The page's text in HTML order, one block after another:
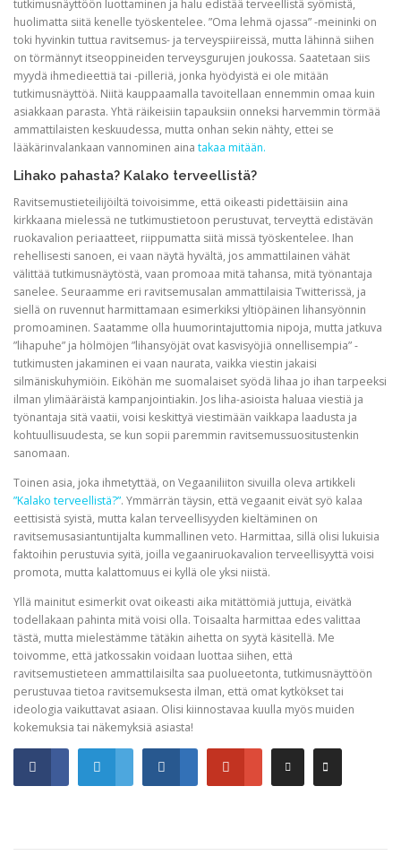
tutkimusnäyttöön luottaminen ja halu edistää terveellistä syömistä,
huolimatta siitä kenelle työskentelee. ”Oma lehmä ojassa” -meininki on
toki hyvinkin tuttua ravitsemus- ja terveyspiireissä, mutta lähinnä siihen
on törmännyt itseoppineiden terveysgurujen joukossa. Saatetaan siis
myydä ihmedieettiä tai -pilleriä, jonka hyödyistä ei ole mitään
tutkimusnäyttöä. Niitä kauppaamalla tavoitellaan ennemmin omaa kuin
asiakkaan parasta. Yhtä räikeisiin tapauksiin onneksi harvemmin törmää
ammattilaisten keskuudessa, mutta onhan sekin nähty, ettei se
lääkärinvalankaan vannominen aina takaa mitään.
Lihako pahasta? Kalako terveellistä?
Ravitsemustieteilijöiltä toivoisimme, että oikeasti pidettäisiin aina
kirkkaana mielessä ne tutkimustietoon perustuvat, terveyttä edistävän
ruokavalion periaatteet, riippumatta siitä missä työskentelee. Ihan
rehellisesti sanoen, ei vaan näytä hyvältä, jos ammattilainen vähät
välittää tutkimusnäytöstä, vaan promoaa mitä tahansa, mitä työnantaja
sanelee. Seuraamme eri ravitsemusalan ammattilaisia Twitterissä, ja
siellä on ruvennut harmittamaan esimerkiksi yltiöpäinen lihansyönnin
promoaminen. Saatamme olla huumorintajuttomia nipoja, mutta jatkuva
”lihapuhe” ja hölmöjen ”lihansyöjät ovat kasvisyöjiä onnellisempia” -
tutkimusten jakaminen ei vaan naurata, vaikka viestin jakaisi
silmäniskuhymiöin. Eiköhän me suomalaiset syödä lihaa jo ihan tarpeeksi
ilman ylimääräistä kampanjointiakin. Jos liha-asioista haluaa viestiä ja
työnantaja sitä vaatii, voisi keskittyä viestimään vaikkapa laadusta ja
kohtuullisuudesta, se kun sopii paremmin ravitsemussuositustenkin
sanomaan.
Toinen asia, joka ihmetyttää, on Vegaaniliiton sivuilla oleva artikkeli
”Kalako terveellistä?”. Ymmärrän täysin, että vegaanit eivät syö kalaa
eettisistä syistä, mutta kalan terveellisyyden kieltäminen on
ravitsemusasiantuntijalta kummallinen veto. Harmittaa, sillä olisi lukuisia
faktoihin perustuvia syitä, joilla vegaaniruokavalion terveellisyyttä voisi
promota, mutta kalattomuus ei kyllä ole yksi niistä.
Yllä mainitut esimerkit ovat oikeasti aika mitättömiä juttuja, eivätkä
todellakaan pahinta mitä voisi olla. Toisaalta harmittaa edes valittaa
tästä, mutta mielestämme tätäkin aihetta on syytä käsitellä. Me
toivomme, että jatkossakin voidaan luottaa siihen, että
ravitsemustieteen ammattilaisilta saa puolueetonta, tutkimusnäyttöön
perustuvaa tietoa ravitsemuksesta ilman, että omat kytkökset tai
ideologia vaikuttavat asiaan. Olisi kiinnostavaa kuulla myös muiden
kokemuksia tai näkemyksiä asiasta!